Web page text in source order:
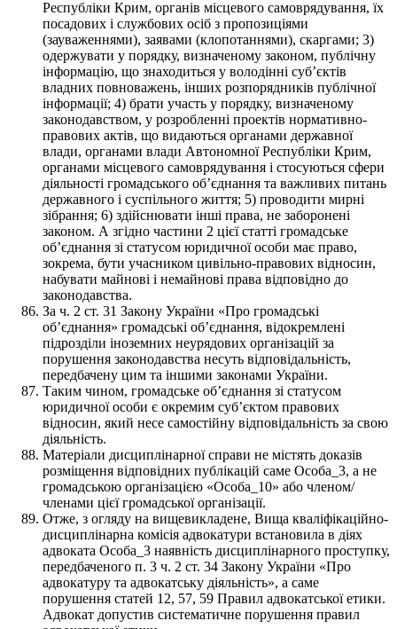
Республіки Крим, органів місцевого самоврядування, їх
посадових і службових осіб з пропозиціями
(зауваженнями), заявами (клопотаннями), скаргами; 3)
одержувати у порядку, визначеному законом, публічну
інформацію, що знаходиться у володінні суб’єктів
владних повноважень, інших розпорядників публічної
інформації; 4) брати участь у порядку, визначеному
законодавством, у розробленні проектів нормативно-
правових актів, що видаються органами державної
влади, органами влади Автономної Республіки Крим,
органами місцевого самоврядування і стосуються сфери
діяльності громадського об’єднання та важливих питань
державного і суспільного життя; 5) проводити мирні
зібрання; 6) здійснювати інші права, не заборонені
законом. А згідно частини 2 цієї статті громадське
об’єднання зі статусом юридичної особи має право,
зокрема, бути учасником цивільно-правових відносин,
набувати майнові і немайнові права відповідно до
законодавства.
За ч. 2 ст. 31 Закону України «Про громадські
об’єднання» громадські об’єднання, відокремлені
підрозділи іноземних неурядових організацій за
порушення законодавства несуть відповідальність,
передбачену цим та іншими законами України.
Таким чином, громадське об’єднання зі статусом
юридичної особи є окремим суб’єктом правових
відносин, який несе самостійну відповідальність за свою
діяльність.
Матеріали дисциплінарної справи не містять доказів
розміщення відповідних публікацій саме Особа_3, а не
громадською організацією «Особа_10» або членом/
членами цієї громадської організації.
Отже, з огляду на вищевикладене, Вища кваліфікаційно-
дисциплінарна комісія адвокатури встановила в діях
адвоката Особа_3 наявність дисциплінарного проступку,
передбаченого п. 3 ч. 2 ст. 34 Закону України «Про
адвокатуру та адвокатську діяльність», а саме
порушення статей 12, 57, 59 Правил адвокатської етики.
Адвокат допустив систематичне порушення правил